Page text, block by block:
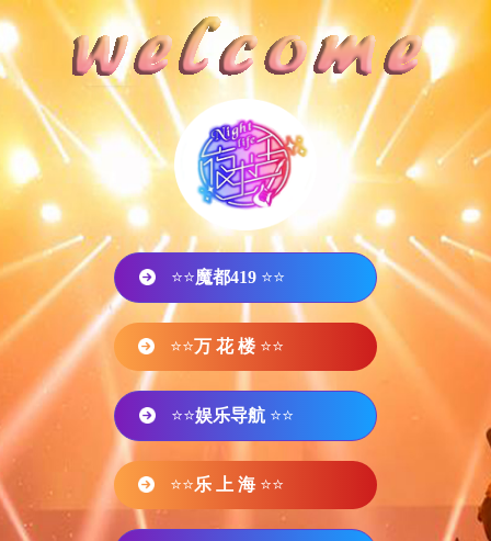
⭐⭐魔都419 ⭐⭐
⭐⭐万 花 楼 ⭐⭐
⭐⭐娱乐导航 ⭐⭐
⭐⭐乐 上 海 ⭐⭐